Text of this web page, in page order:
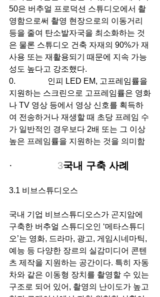
50은 버추얼 프로덕션 스튜디오에서 촬
영함으로써 촬영 현장으로의 이동거리
등을 줄여 탄소발자국을 최소화하는 것
은 물론 스튜디오 건축 자재의 90%가 재
사용 또는 재활용되기 때문에 지속 가능
성도 높다고 강조했다.
0.                인피 LED EM, 고프레임률을
지원하는 스크린으로 고프레임률은 영화
나 TV 영상 등에서 영상 신호를 획득하
여 전송하거나 재생할 때 초당 프레임 수
가 일반적인 경우보다 2배 또는 그 이상
높은 프레임률을 지원하는 것을 의미함
· 3국내 구축 사례
3.1 비브스튜디오스
국내 기업 비브스튜디오스가 곤지암에
구축한 버추얼 스튜디오인 ‘메타스튜디
오’는 영화, 드라마, 광고, 게임시네마틱,
예능 등 다양한 장르의 실감미디어 콘텐
츠 제작을 지원하는 공간이다. 특히 자동
차와 같은 이동형 장치를 촬영할 수 있는
구조로 되어 있어, 촬영의 난이도가 높고